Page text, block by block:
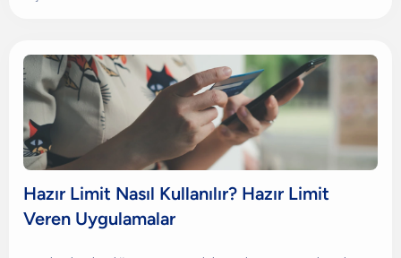
Hazır Limit Nasıl Kullanılır? Hazır Limit
Veren Uygulamalar